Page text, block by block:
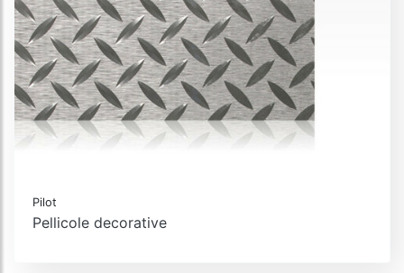
Pilot
Pellicole decorative